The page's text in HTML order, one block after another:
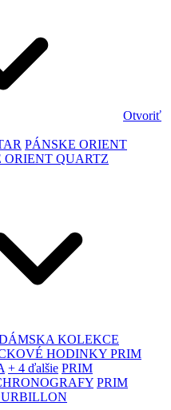
Otvoriť
PÁNSKE ORIENT
ORIENT QUARTZ
KOLEKCE
HODINKY PRIM
+ 4 ďalšie PRIM
PRIM